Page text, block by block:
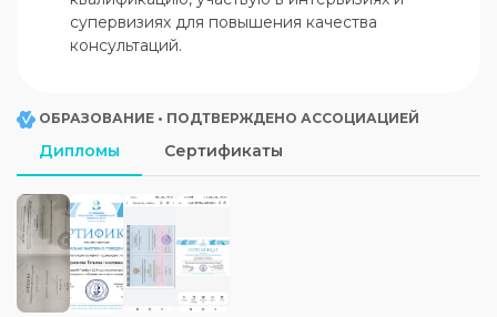
супервизиях для повышения качества
консультаций.
ОБРАЗОВАНИЕ • ПОДТВЕРЖДЕНО АССОЦИАЦИЕЙ
Дипломы Сертификаты